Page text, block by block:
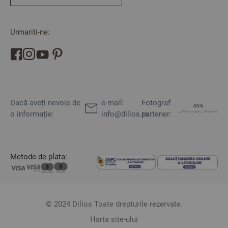
Urmariti-ne:
Dacă aveți nevoie de
o informație:
e-mail:
info@dilios.ro
Fotograf
partener:
Metode de plata:
© 2024 Dilios Toate drepturile rezervate.
Harta site-ului